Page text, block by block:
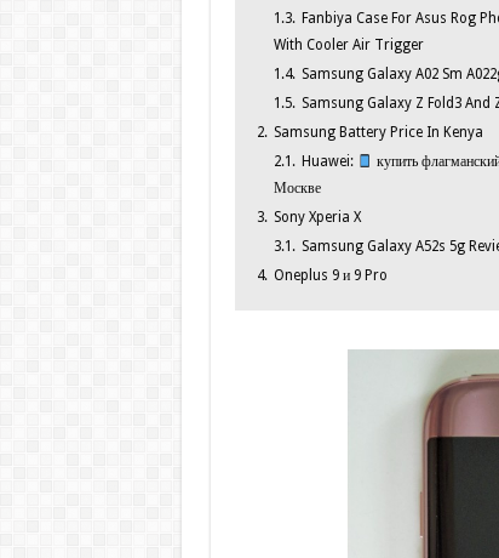
1.3. Fanbiya Case For Asus Rog
With Cooler Air Trigger
1.4. Samsung Galaxy A02 Sm
1.5. Samsung Galaxy Z Fold3 And
2. Samsung Battery Price In Kenya
2.1. Huawei:
купить
Москве
3. Sony Xperia X
3.1. Samsung Galaxy A52s 5g
4. Oneplus 9 и 9 Pro